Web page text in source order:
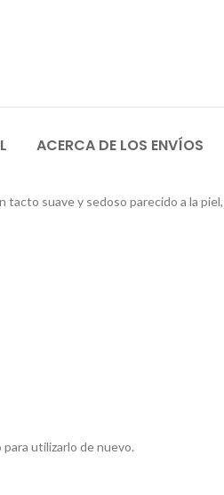
ACERCA DE LOS ENVÍOS
suave y sedoso parecido a la
utilizarlo de nuevo.